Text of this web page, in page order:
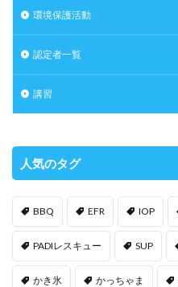
環境保護活動
認定者一覧
講習
人気のタグ
BBQ EFR IOP
PADIレスキュー SUP
かき氷 かっちゃま